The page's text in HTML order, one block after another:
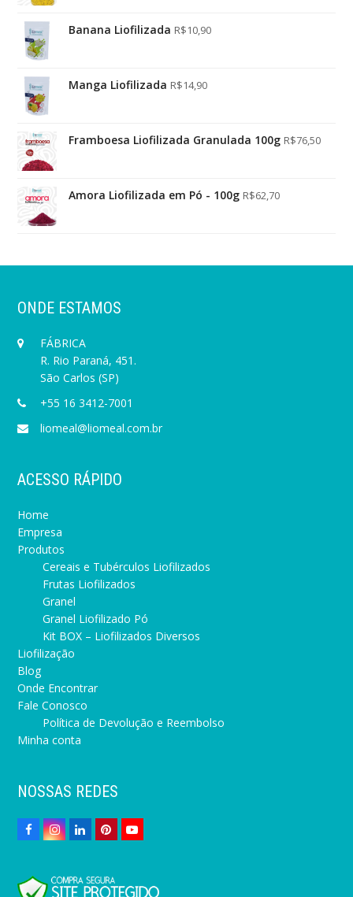
Banana Liofilizada R$10,90
Manga Liofilizada R$14,90
Framboesa Liofilizada Granulada 100g R$76,50
Amora Liofilizada em Pó - 100g R$62,70
ONDE ESTAMOS
FÁBRICA
R. Rio Paraná, 451.
São Carlos (SP)
+55 16 3412-7001
liomeal@liomeal.com.br
ACESSO RÁPIDO
Home
Empresa
Produtos
Cereais e Tubérculos Liofilizados
Frutas Liofilizados
Granel
Granel Liofilizado Pó
Kit BOX – Liofilizados Diversos
Liofilização
Blog
Onde Encontrar
Fale Conosco
Política de Devolução e Reembolso
Minha conta
NOSSAS REDES